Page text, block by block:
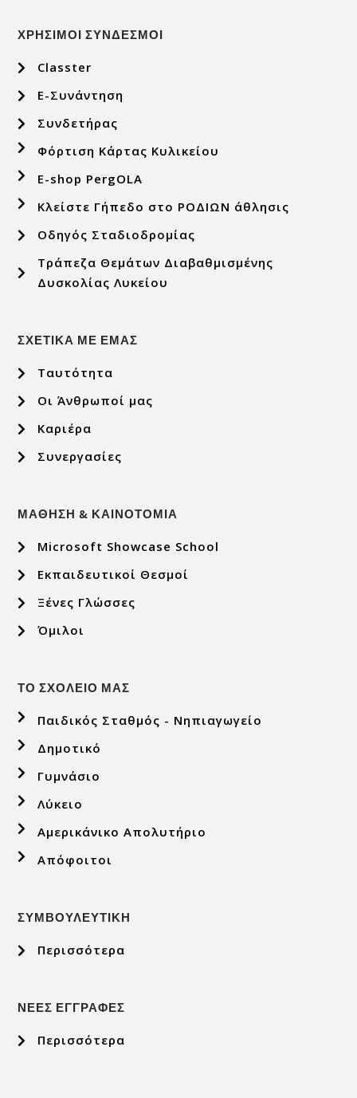
ΧΡΗΣΙΜΟΙ ΣΥΝΔΕΣΜΟΙ
Classter
E-Συνάντηση
Συνδετήρας
Φόρτιση Κάρτας Κυλικείου
E-shop PergOLA
Κλείστε Γήπεδο στο ΡΟΔΙΩΝ άθλησις
Οδηγός Σταδιοδρομίας
Τράπεζα Θεμάτων Διαβαθμισμένης
Δυσκολίας Λυκείου
ΣΧΕΤΙΚΑ ΜΕ ΕΜΑΣ
Ταυτότητα
Οι Άνθρωποί μας
Καριέρα
Συνεργασίες
ΜΑΘΗΣΗ & ΚΑΙΝΟΤΟΜΙΑ
Microsoft Showcase School
Εκπαιδευτικοί Θεσμοί
Ξένες Γλώσσες
Όμιλοι
ΤΟ ΣΧΟΛΕΙΟ ΜΑΣ
Παιδικός Σταθμός - Νηπιαγωγείο
Δημοτικό
Γυμνάσιο
Λύκειο
Αμερικάνικο Απολυτήριο
Απόφοιτοι
ΣΥΜΒΟΥΛΕΥΤΙΚΗ
Περισσότερα
ΝΕΕΣ ΕΓΓΡΑΦΕΣ
Περισσότερα